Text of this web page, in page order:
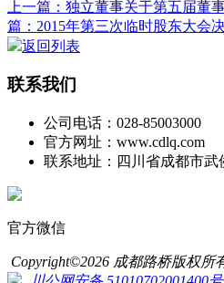
上一篇：独立董事关于第五届董
篇：2015年第三次临时股东大会
返回列表
联系我们
公司电话：028-85003000
官方网址：www.cdlq.com
联系地址：四川省成都市武
官方微信
Copyright©2026 成都路桥版权所